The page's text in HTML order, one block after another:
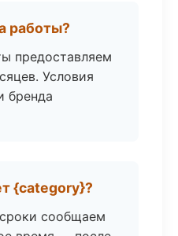
работы?
предоставляем
Условия
бренда
{category}?
сообщаем